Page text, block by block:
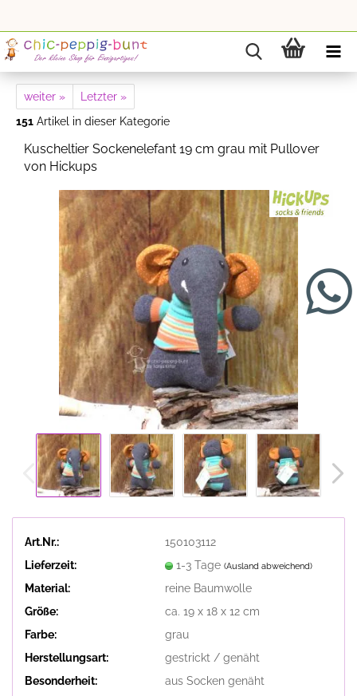
weiter »
Letzter »
151 Artikel in dieser Kategorie
Kuscheltier Sockenelefant 19 cm grau mit Pullover
von Hickups
Art.Nr.:
150103112
Lieferzeit:
1-3 Tage (Ausland abweichend)
Material:
reine Baumwolle
Größe:
ca. 19 x 18 x 12 cm
Farbe:
grau
Herstellungsart:
gestrickt / genäht
Besonderheit:
aus Socken genäht